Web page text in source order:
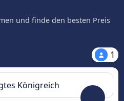
und finde den besten Preis
1